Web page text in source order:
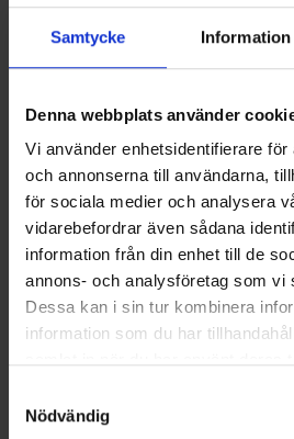
Samtycke Information
Denna webbplats använder
Vi använder enhetsidentifierare
och annonserna till användarna,
för sociala medier och analysera
vidarebefordrar även sådana
information från din enhet till de
annons- och analysföretag som vi
Dessa kan i sin tur kombinera
information som du har
Nödvändig
Sie benötigen vielleicht
Neverlost Erste Hilfe Basic
Ab22 €
Andere kauften auch